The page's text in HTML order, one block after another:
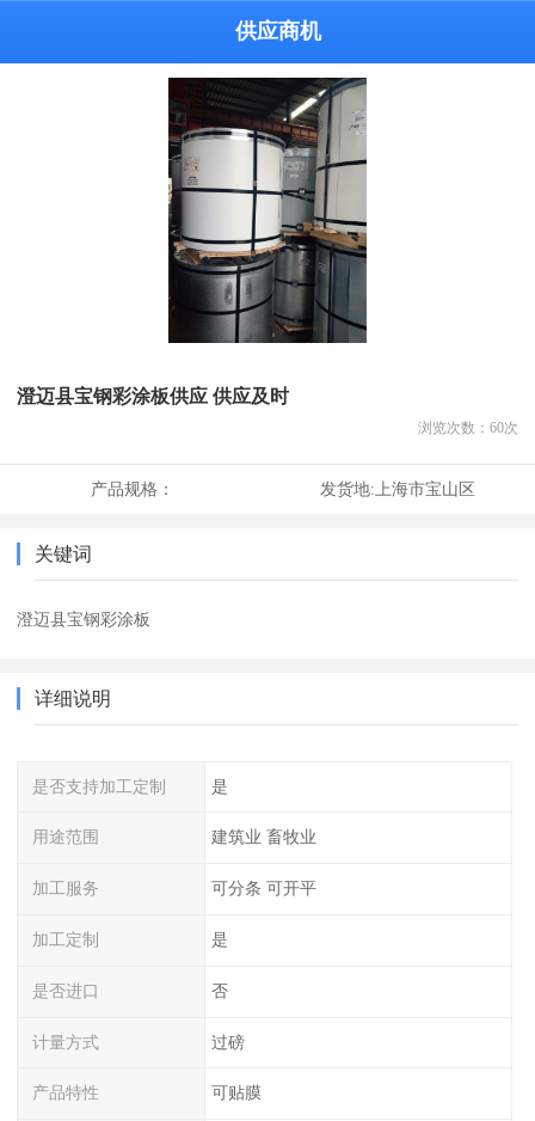
供应商机
澄迈县宝钢彩涂板供应 供应及时
浏览次数： 60次
产品规格： 发货地:上海市宝山区
关键词
澄迈县宝钢彩涂板
详细说明
是否支持加工定制 是
用途范围 建筑业 畜牧业
加工服务 可分条 可开平
加工定制 是
是否进口 否
计量方式 过磅
产品特性 可贴膜